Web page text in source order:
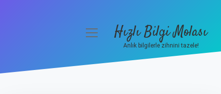
menüyüHızlı Bilgi Molası
Anlık bilgilerle zihnini tazele!